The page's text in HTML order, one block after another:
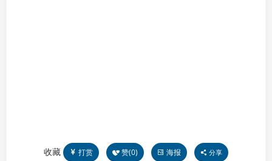
收藏 打赏 赞(0) 海报 分享